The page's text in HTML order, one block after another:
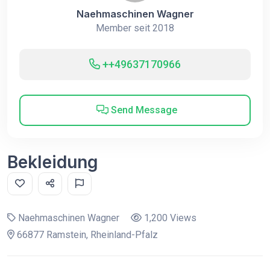
Naehmaschinen Wagner
Member seit 2018
++49637170966
Send Message
Bekleidung
Naehmaschinen Wagner
1,200 Views
66877 Ramstein, Rheinland-Pfalz